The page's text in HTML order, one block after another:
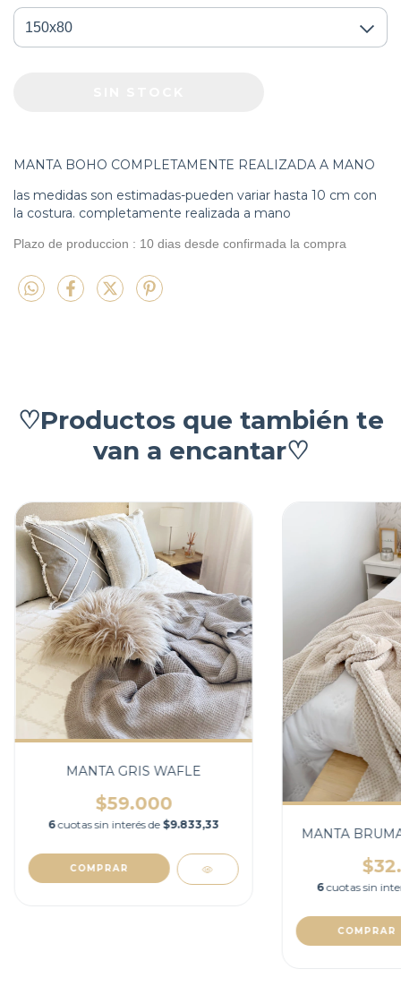
MANTA BOHO COMPLETAMENTE REALIZADA A MANO
las medidas son estimadas-pueden variar hasta 10 cm con
la costura. completamente realizada a mano
Plazo de produccion : 10 dias desde confirmada la compra
♡Productos que también te
van a encantar♡
MANTA GRIS WAFLE
$59.000
6 cuotas sin interés de $9.833,33
MANTA
6 cuotas sin
COMPRAR